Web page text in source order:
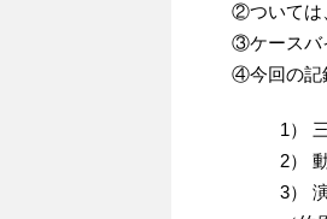
②ついては
③ケースバ
④今回の記
1）
2）
3）